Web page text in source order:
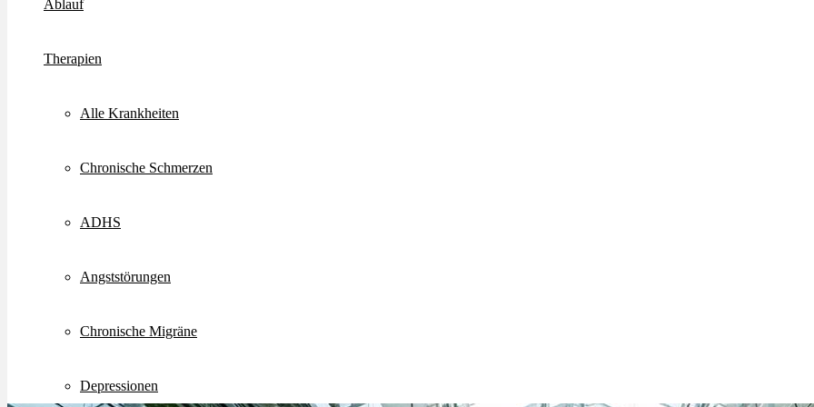
Ablauf
Therapien
Alle Krankheiten
Chronische Schmerzen
ADHS
Angststörungen
Chronische Migräne
Depressionen